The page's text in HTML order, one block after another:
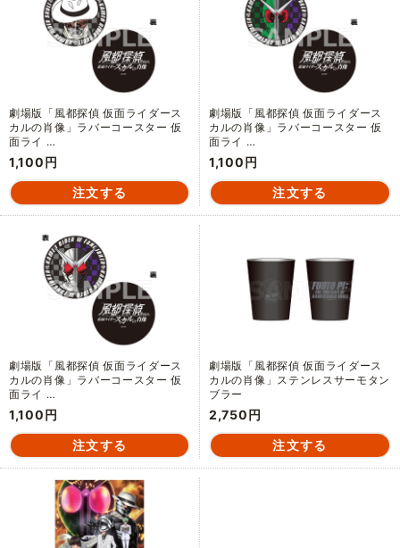
劇場版「風都探偵 仮面ライダース
カルの肖像」ラバーコースター 仮
面ライ …
1,100円
劇場版「風都探偵 仮面ライダース
カルの肖像」ラバーコースター 仮
面ライ …
1,100円
劇場版「風都探偵 仮面ライダース
カルの肖像」ラバーコースター 仮
面ライ …
1,100円
劇場版「風都探偵 仮面ライダース
カルの肖像」ステンレスサーモタン
ブラー
2,750円